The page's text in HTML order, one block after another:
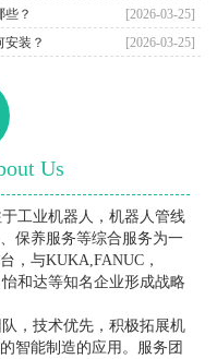
[2026-03-25]
些？
[2026-03-25]
装？
Us
工业机器人，机器人管线
保养服务等综合服务为一
，与KUKA,FANUC，
和达等知名企业形成战略
，技术优先，积极拓展机
智能制造的应用。服务团